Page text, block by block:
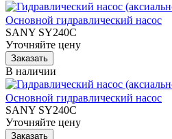
Основной гидравлический насос
SANY SY240C
Уточняйте цену
В наличии
Основной гидравлический насос
SANY SY240C
Уточняйте цену